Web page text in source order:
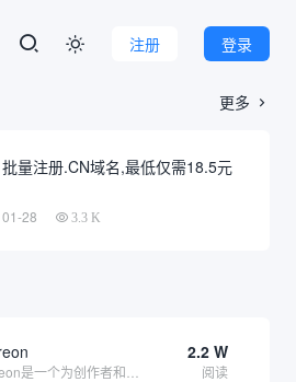
登录
注册

更多 
批量注册.CN域名,最低仅需18.5元
01-28 3.3 K
2.2 W
阅读